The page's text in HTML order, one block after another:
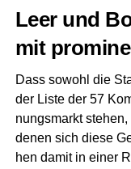
Leer und
mit
Dass sowohl die
der Lis­te der 57
nungs­markt
denen sich die­se
hen damit in einer